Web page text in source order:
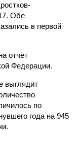
Обе
в первой
отчёт
Федерации.
выглядит
по
года на 945